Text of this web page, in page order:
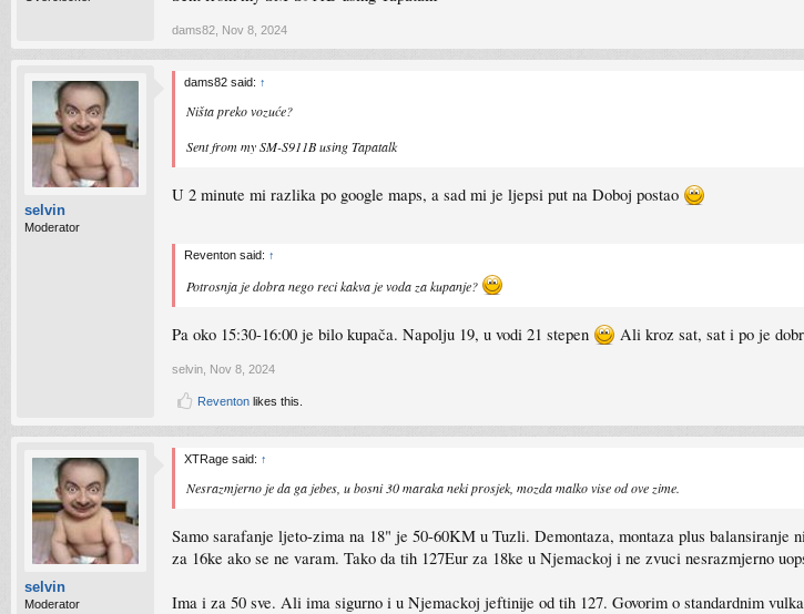
dams82 Nov 8, 2024
selvin
Moderator
dams82 said: ↑
Ništa preko vozuće?
Sent from my SM-S911B using Tapatalk
U 2 minute mi razlika po google maps, a sad mi je ljepsi put na Doboj postao
Reventon said: ↑
Potrosnja je dobra nego reci kakva je voda za kupanje?
Pa oko 15:30-16:00 je bilo kupača. Napolju 19, u vodi 21 stepen Ali kroz sat, sat i po je
selvin Nov 8, 2024
Reventon likes this.
selvin
Moderator
XTRage said: ↑
Nesrazmjerno je da ga jebes, u bosni 30 maraka neki prosjek, mozda malko vise od ove zime.
Samo sarafanje ljeto-zima na 18" je 50-60KM u Tuzli. Demontaza, montaza plus balansiranje
za 16ke ako se ne varam. Tako da tih 127Eur za 18ke u Njemackoj i ne zvuci nesrazmjerno
Ima i za 50 sve. Ali ima sigurno i u Njemackoj jeftinije od tih 127. Govorim o standardnim